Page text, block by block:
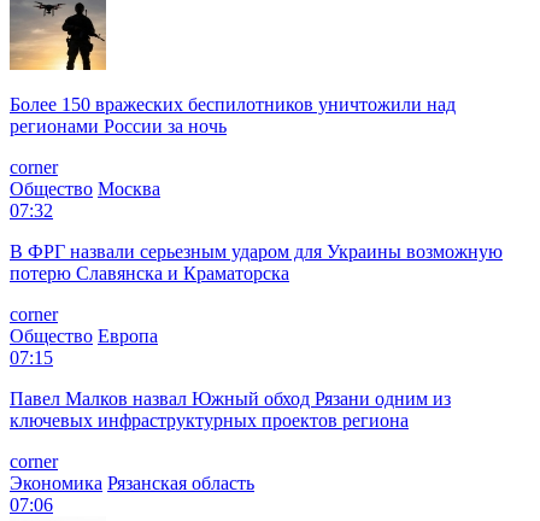
Более 150 вражеских беспилотников уничтожили над
регионами России за ночь
corner
Общество Москва
07:32
В ФРГ назвали серьезным ударом для Украины возможную
потерю Славянска и Краматорска
corner
Общество Европа
07:15
Павел Малков назвал Южный обход Рязани одним из
ключевых инфраструктурных проектов региона
corner
Экономика Рязанская область
07:06